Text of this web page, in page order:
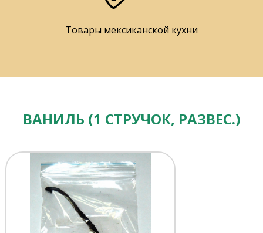
Товары мексиканской кухни
ВАНИЛЬ (1 СТРУЧОК, РАЗВЕС.)